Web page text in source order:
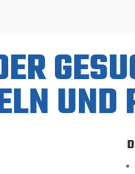
UND